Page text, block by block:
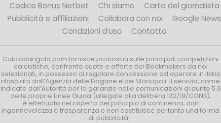
Codice Bonus Netbet
Chi siamo
Carta del giornalista
Pubblicità e affiliazioni
Collabora con noi
Google News
Condizioni d’uso
Contatto
Calciodangolo.com fornisce pronostici sulle principali competizioni
calcistiche, confronta quote e offerte dei Bookmakers da noi
selezionati, in possesso di regolare concessione ad operare in Italia
rilasciata dall’Agenzia delle Dogane e dei Monopoli. Il servizio, come
indicato dall’Autorità per le garanzie nelle comunicazioni al punto 5.6
delle proprie Linee Guida (allegate alla delibera 132/19/CONS),
è effettuato nel rispetto del principio di continenza, non
ingannevolezza e trasparenza e non costituisce pertanto una forma
di pubblicità.